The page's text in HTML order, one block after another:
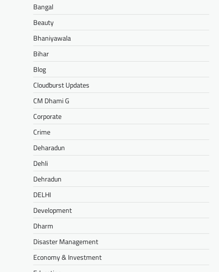
Bangal
Beauty
Bhaniyawala
Bihar
Blog
Cloudburst Updates
CM Dhami G
Corporate
Crime
Deharadun
Dehli
Dehradun
DELHI
Development
Dharm
Disaster Management
Economy & Investment